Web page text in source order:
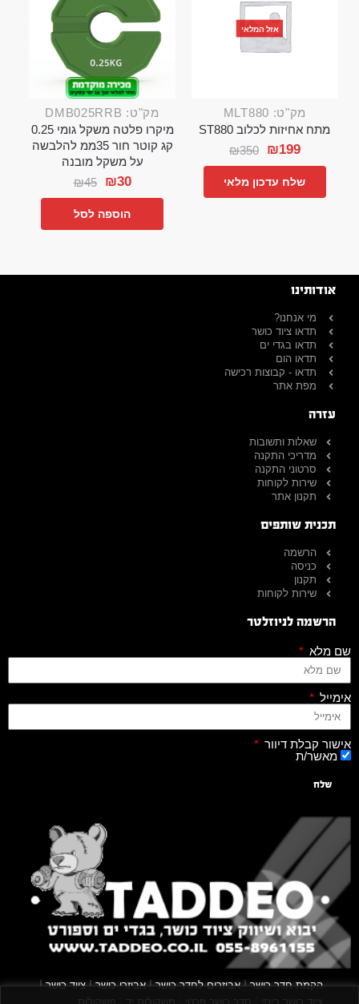
אזל המלאי
מק"ט: MLT880
מתח אחיזות לכלוב ST880
₪350 ₪199
שלח עדכון מלאי
מק"ט: DMB025RRB
מיקרו פלטה משקל גומי 0.25
קג קוטר חור 35ממ להלבשה
על משקל מובנה
₪45 ₪30
הוספה לסל
אודותינו
מי אנחנו?
תדאו ציוד כושר
תדאו בגדי ים
תדאו הום
תדאו - קבוצות רכישה
מפת אתר
עזרה
שאלות ותשובות
מדריכי התקנה
סרטוני התקנה
שירות לקוחות
תקנון אתר
תכנית שותפים
הרשמה
כניסה
תקנון
שירות לקוחות
הרשמה לניוזלטר
שם מלא
אימייל
אישור קבלת דיוור
מאשר/ת
שלח
הקמת חדר כושר|אביזרים לחדר כושר|אביזרי כושר|ציוד כושר|